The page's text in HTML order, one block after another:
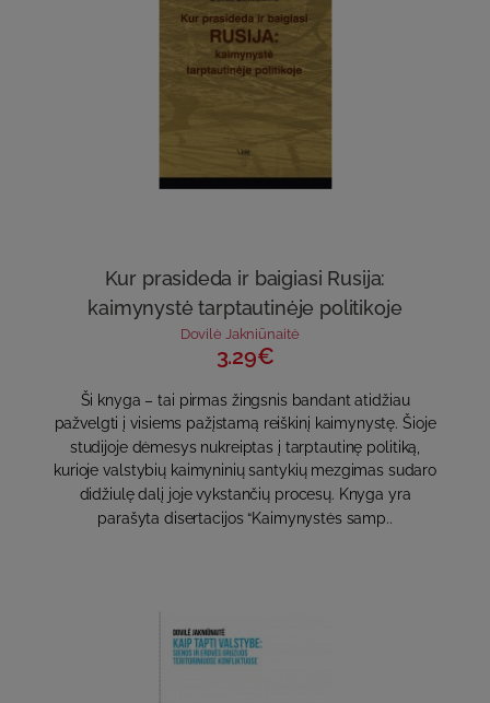
Kur prasideda ir baigiasi Rusija:
kaimynystė tarptautinėje politikoje
Dovilė Jakniūnaitė
3.29€
Ši knyga – tai pirmas žingsnis bandant atidžiau
pažvelgti į visiems pažįstamą reiškinį kaimynystę. Šioje
studijoje dėmesys nukreiptas į tarptautinę politiką,
kurioje valstybių kaimyninių santykių mezgimas sudaro
didžiulę dalį joje vykstančių procesų. Knyga yra
parašyta disertacijos “Kaimynystės samp..